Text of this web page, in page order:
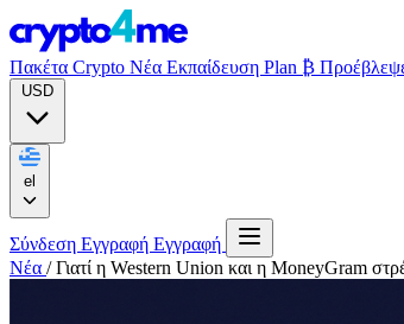
Πακέτα Crypto Νέα Εκπαίδευση Plan ₿
Σύνδεση Εγγραφή Εγγραφή
Νέα / Γιατί η Western Union και η MoneyGram